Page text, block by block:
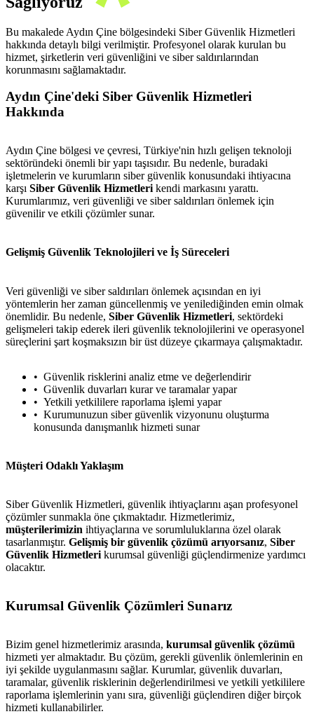
Bu makalede Aydın Çine bölgesindeki Siber Güvenlik Hizmetleri
hakkında detaylı bilgi verilmiştir. Profesyonel olarak kurulan bu
hizmet, şirketlerin veri güvenliğini ve siber saldırılarından
korunmasını sağlamaktadır.
Aydın Çine'deki Siber Güvenlik Hizmetleri
Hakkında
Aydın Çine bölgesi ve çevresi, Türkiye'nin hızlı gelişen teknoloji
sektöründeki önemli bir yapı taşısıdır. Bu nedenle, buradaki
işletmelerin ve kurumların siber güvenlik konusundaki ihtiyacına
karşı Siber Güvenlik Hizmetleri kendi markasını yarattı.
Kurumlarımız, veri güvenliği ve siber saldırıları önlemek için
güvenilir ve etkili çözümler sunar.
Gelişmiş Güvenlik Teknolojileri ve İş Süreceleri
Veri güvenliği ve siber saldırıları önlemek açısından en iyi
yöntemlerin her zaman güncellenmiş ve yenilediğinden emin olmak
önemlidir. Bu nedenle, Siber Güvenlik Hizmetleri, sektördeki
gelişmeleri takip ederek ileri güvenlik teknolojilerini ve operasyonel
süreçlerini şart koşmaksızın bir üst düzeye çıkarmaya çalışmaktadır.
Güvenlik risklerini analiz etme ve değerlendirir
Güvenlik duvarları kurar ve taramalar yapar
Yetkili yetkililere raporlama işlemi yapar
Kurumunuzun siber güvenlik vizyonunu oluşturma
konusunda danışmanlık hizmeti sunar
Müşteri Odaklı Yaklaşım
Siber Güvenlik Hizmetleri, güvenlik ihtiyaçlarını aşan profesyonel
çözümler sunmakla öne çıkmaktadır. Hizmetlerimiz,
müşterilerimizin ihtiyaçlarına ve sorumluluklarına özel olarak
tasarlanmıştır. Gelişmiş bir güvenlik çözümü arıyorsanız, Siber
Güvenlik Hizmetleri kurumsal güvenliği güçlendirmenize yardımcı
olacaktır.
Kurumsal Güvenlik Çözümleri Sunarız
Bizim genel hizmetlerimiz arasında, kurumsal güvenlik çözümü
hizmeti yer almaktadır. Bu çözüm, gerekli güvenlik önlemlerinin en
iyi şekilde uygulanmasını sağlar. Kurumlar, güvenlik duvarları,
taramalar, güvenlik risklerinin değerlendirilmesi ve yetkili yetkililere
raporlama işlemlerinin yanı sıra, güvenliği güçlendiren diğer birçok
hizmeti kullanabilirler.